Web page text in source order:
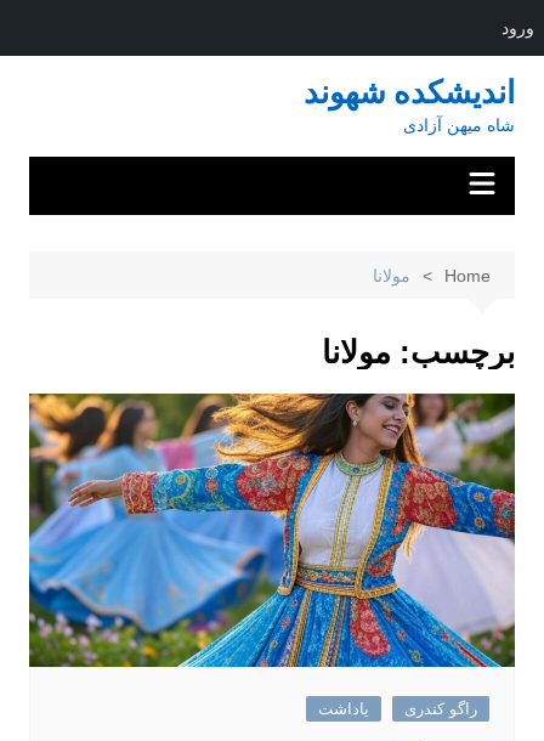
ورود
content
اندیشکده شهوند
شاه میهن آزادی
Home مولانا
برچسب: مولانا
راگو کندری یاداشت